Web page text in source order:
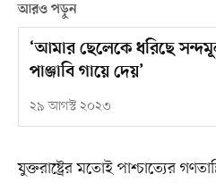
আরও পড়ুন
‘আমার ছেলেকে ধরিছে
পাঞ্জাবি গায়ে দেয়’
২৯ আগস্ট ২০২৩
যুক্তরাষ্ট্রের মতোই পাশ্চাত্যের